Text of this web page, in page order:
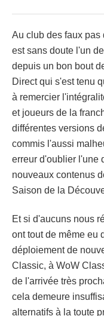
Au club des faux
est sans doute l'un
depuis un bon bout
Direct qui s'est tenu
à remercier
et joueurs de la
différentes versions
commis l'aussi
erreur d'oublier l'une
nouveaux contenus
Saison de la
Et si d'aucuns nous
ont tout de même eu
déploiement de
Classic, à WoW
de l'arrivée très
cela demeure
alternatifs à la toute